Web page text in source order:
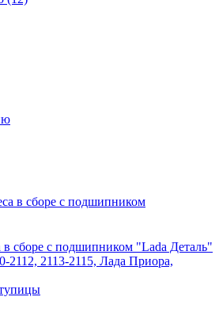
в сборе с подшипником "Lada Деталь"
2112, 2113-2115, Лада Приора,